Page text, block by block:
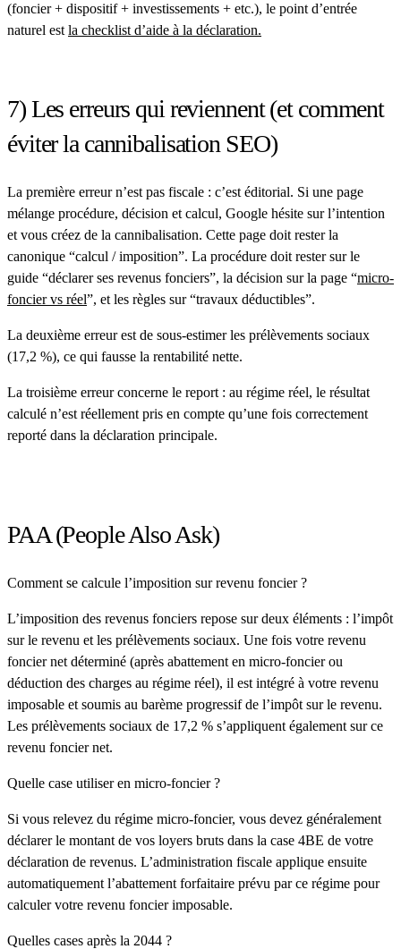
(foncier + dispositif + investissements + etc.), le point d’entrée
naturel est la checklist d’aide à la déclaration.
7) Les erreurs qui reviennent (et comment
éviter la cannibalisation SEO)
La première erreur n’est pas fiscale : c’est éditorial. Si une page
mélange procédure, décision et calcul, Google hésite sur l’intention
et vous créez de la cannibalisation. Cette page doit rester la
canonique “calcul / imposition”. La procédure doit rester sur le
guide “déclarer ses revenus fonciers”, la décision sur la page “micro-
foncier vs réel”, et les règles sur “travaux déductibles”.
La deuxième erreur est de sous-estimer les prélèvements sociaux
(17,2 %), ce qui fausse la rentabilité nette.
La troisième erreur concerne le report : au régime réel, le résultat
calculé n’est réellement pris en compte qu’une fois correctement
reporté dans la déclaration principale.
PAA (People Also Ask)
Comment se calcule l’imposition sur revenu foncier ?
L’imposition des revenus fonciers repose sur deux éléments : l’impôt
sur le revenu et les prélèvements sociaux. Une fois votre revenu
foncier net déterminé (après abattement en micro-foncier ou
déduction des charges au régime réel), il est intégré à votre revenu
imposable et soumis au barème progressif de l’impôt sur le revenu.
Les prélèvements sociaux de 17,2 % s’appliquent également sur ce
revenu foncier net.
Quelle case utiliser en micro-foncier ?
Si vous relevez du régime micro-foncier, vous devez généralement
déclarer le montant de vos loyers bruts dans la case 4BE de votre
déclaration de revenus. L’administration fiscale applique ensuite
automatiquement l’abattement forfaitaire prévu par ce régime pour
calculer votre revenu foncier imposable.
Quelles cases après la 2044 ?